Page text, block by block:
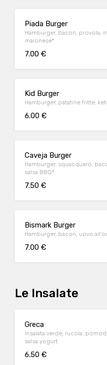
Piada Burger
Hamburger, bacon, provola,
maionese*
7.00 €
Kid Burger
Hamburger, patatine fritte,
6.00 €
Caveja Burger
Hamburger, squacquerò,
salsa BBQ*
7.50 €
Bismark Burger
Hamburger, bacon, uovo
7.00 €
Le Insalate
Greca
Insalata verde, rucola,
salsa yogurt
6.50 €